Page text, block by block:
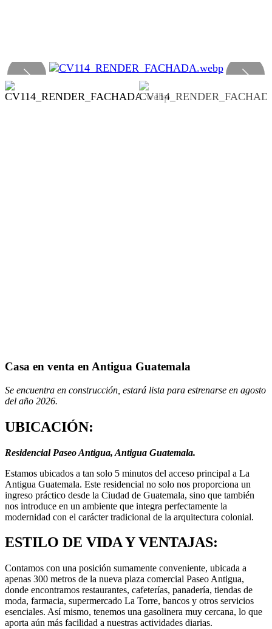
Casa en venta en Antigua Guatemala
Se encuentra en construcción, estará lista para estrenarse en agosto
del año 2026.
UBICACIÓN:
Residencial Paseo Antigua, Antigua Guatemala.
Estamos ubicados a tan solo 5 minutos del acceso principal a La
Antigua Guatemala. Este residencial no solo nos proporciona un
ingreso práctico desde la Ciudad de Guatemala, sino que también
nos introduce en un ambiente que integra perfectamente la
modernidad con el carácter tradicional de la arquitectura colonial.
ESTILO DE VIDA Y VENTAJAS:
Contamos con una posición sumamente conveniente, ubicada a
apenas 300 metros de la nueva plaza comercial Paseo Antigua,
donde encontramos restaurantes, cafeterías, panadería, tiendas de
moda, farmacia, supermercado La Torre, bancos y otros servicios
esenciales. Así mismo, tenemos una gasolinera muy cercana, lo que
aporta aún más facilidad a nuestras actividades diarias.